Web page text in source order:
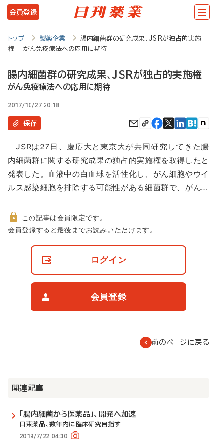
メ
イ
テ
ツ
に
動
会員登録
トップ 製薬企業
腸内細菌群の研究成果、JSRが独占的実施
権 がん免疫療法への応用に期待
腸内細菌群の研究成果、JSRが独占的実施権
がん免疫療法への応用に期待
2017/10/27 20:18
保存
JSRは27日、慶応大と東京大が共同研究してきた腸
内細菌群に関する研究成果の独占的実施権を取得したと
発表した。血液中の白血球を活性化し、がん細胞やウイ
ルス感染細胞を排除する可能性がある細菌群で、がん…
非
この記事は会員限定です。
会員登録すると最後までお読みいただけます。
ログイン
会員登録
前のページに戻る
関連記事
「腸内細菌から医薬品」、開発へ加速
日東薬品、数年内に臨床研究目指す
2019/7/22 04:30